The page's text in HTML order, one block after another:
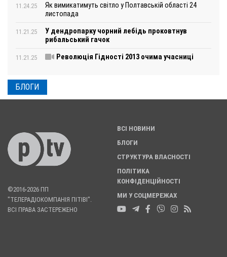
11.24.25
Як вимикатимуть світло у Полтавській області 24
листопада
11.21.25
У дендропарку чорний лебідь проковтнув
рибальський гачок
11.21.25 Революція Гідності 2013 очима учасниці
БЛОГИ
©2016-2026 ПП
"ТЕЛЕРАДІОКОМПАНІЯ ПІТІВІ".
ВСІ ПРАВА ЗАСТЕРЕЖЕНО
ВСІ НОВИНИ
БЛОГИ
СТРУКТУРА ВЛАСНОСТІ
ПОЛІТИКА
КОНФІДЕНЦІЙНОСТІ
МИ У СОЦМЕРЕЖАХ